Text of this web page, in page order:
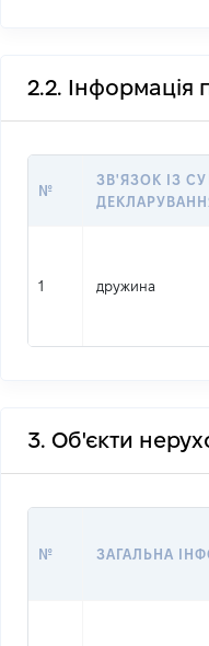
2.2. Інформація
№
ЗВ'ЯЗОК ІЗ
1 дружина
3. Об'єкти
№ ЗАГАЛЬНА